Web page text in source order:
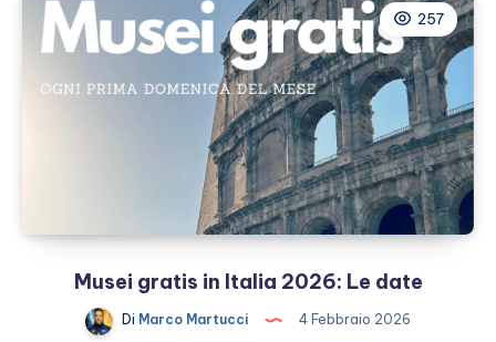
vedere
e
257
Musei gratis in Italia 2026: Le date
Di Marco Martucci 4 Febbraio 2026